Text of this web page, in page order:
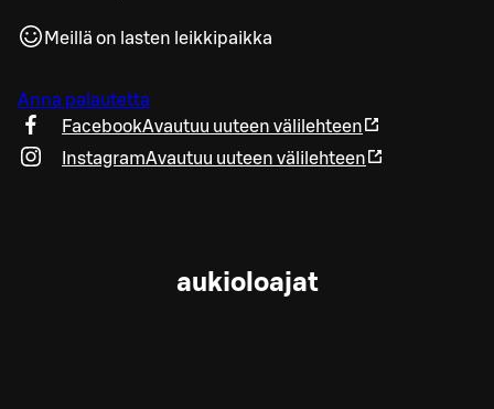
Meillä on lasten leikkipaikka
Anna palautetta
FacebookAvautuu uuteen välilehteen
InstagramAvautuu uuteen välilehteen
aukioloajat